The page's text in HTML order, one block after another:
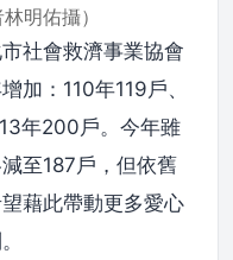
明佑攝）
社會救濟事業協會
加：110年119戶、
年200戶。今年雖
至187戶，但依舊
藉此帶動更多愛心